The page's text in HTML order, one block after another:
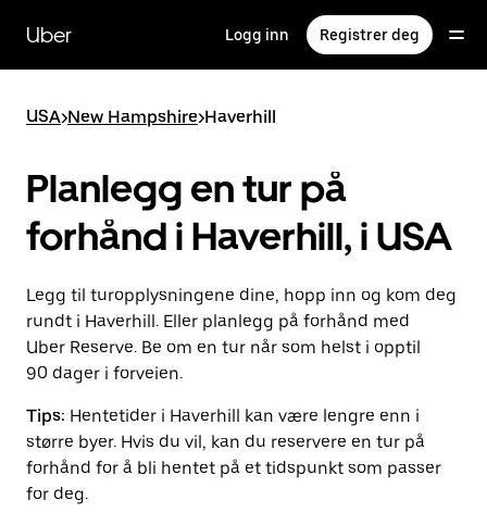
hovedinnholdet
Uber Logg inn Registrer deg
USA>New Hampshire>Haverhill
Planlegg en tur på
forhånd i Haverhill, i USA
Legg til turopplysningene dine, hopp inn og kom deg
rundt i Haverhill. Eller planlegg på forhånd med
Uber Reserve. Be om en tur når som helst i opptil
90 dager i forveien.
Tips: Hentetider i Haverhill kan være lengre enn i
større byer. Hvis du vil, kan du reservere en tur på
forhånd for å bli hentet på et tidspunkt som passer
for deg.